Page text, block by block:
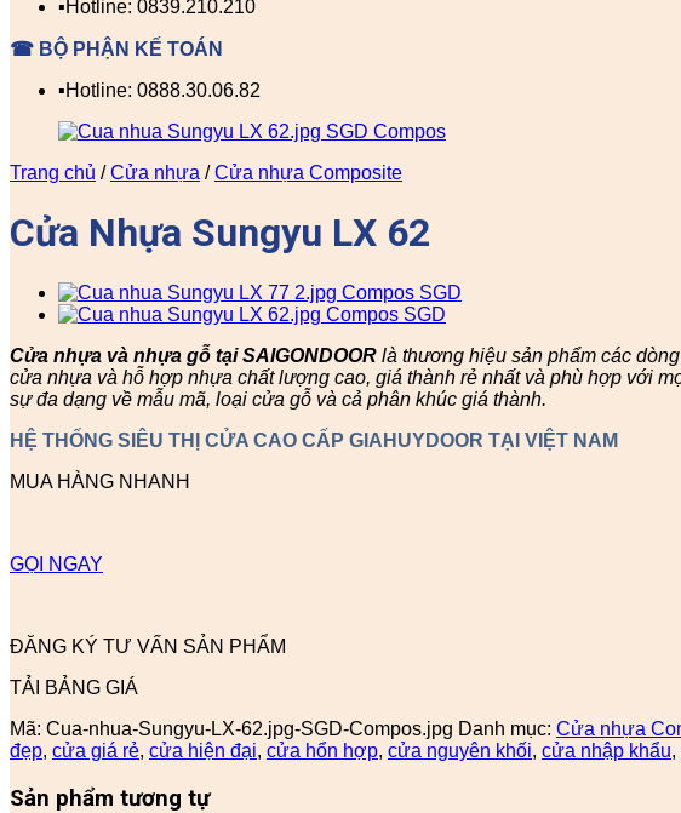
▪️Hotline: 0839.210.210
☎ BỘ PHẬN KẾ TOÁN
▪️Hotline: 0888.30.06.82
Trang chủ / Cửa nhựa / Cửa nhựa Composite
Cửa Nhựa Sungyu LX 62
Cửa nhựa và nhựa gỗ tại SAIGONDOOR là thương hiệu sản phẩm các
cửa nhựa và hỗ hợp nhựa chất lượng cao, giá thành rẻ nhất và phù hợp với
sự đa dạng về mẫu mã, loại cửa gỗ và cả phân khúc giá thành.
HỆ THỐNG SIÊU THỊ CỬA CAO CẤP GIAHUYDOOR TẠI VIỆT NAM
MUA HÀNG NHANH
GỌI NGAY
ĐĂNG KÝ TƯ VẤN SẢN PHẨM
TẢI BẢNG GIÁ
Mã: Cua-nhua-Sungyu-LX-62.jpg-SGD-Compos.jpg Danh mục: Cửa nhựa
đẹp, cửa giá rẻ, cửa hiện đại, cửa hổn hợp, cửa nguyên khối, cửa nhập khẩu,
Sản phẩm tương tự